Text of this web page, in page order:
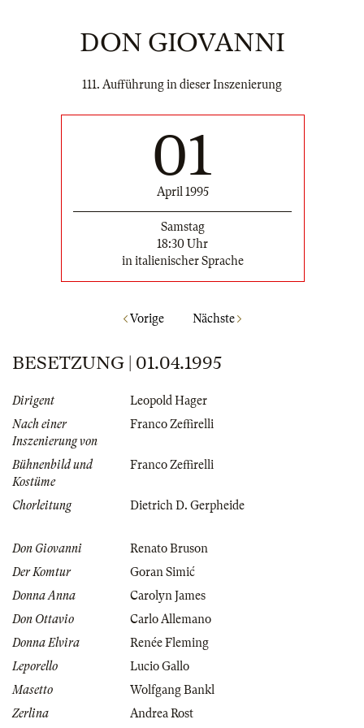
DON GIOVANNI
111. Aufführung in dieser Inszenierung
01
April 1995
Samstag
18:30 Uhr
in italienischer Sprache
Vorige Nächste
BESETZUNG | 01.04.1995
Dirigent
Leopold Hager
Nach einer
Inszenierung von
Franco Zeffirelli
Bühnenbild und
Kostüme
Franco Zeffirelli
Chorleitung Dietrich D. Gerpheide
Don Giovanni
Renato Bruson
Der Komtur
Goran Simić
Donna Anna
Carolyn James
Don Ottavio
Carlo Allemano
Donna Elvira
Renée Fleming
Leporello
Lucio Gallo
Masetto
Wolfgang Bankl
Zerlina
Andrea Rost